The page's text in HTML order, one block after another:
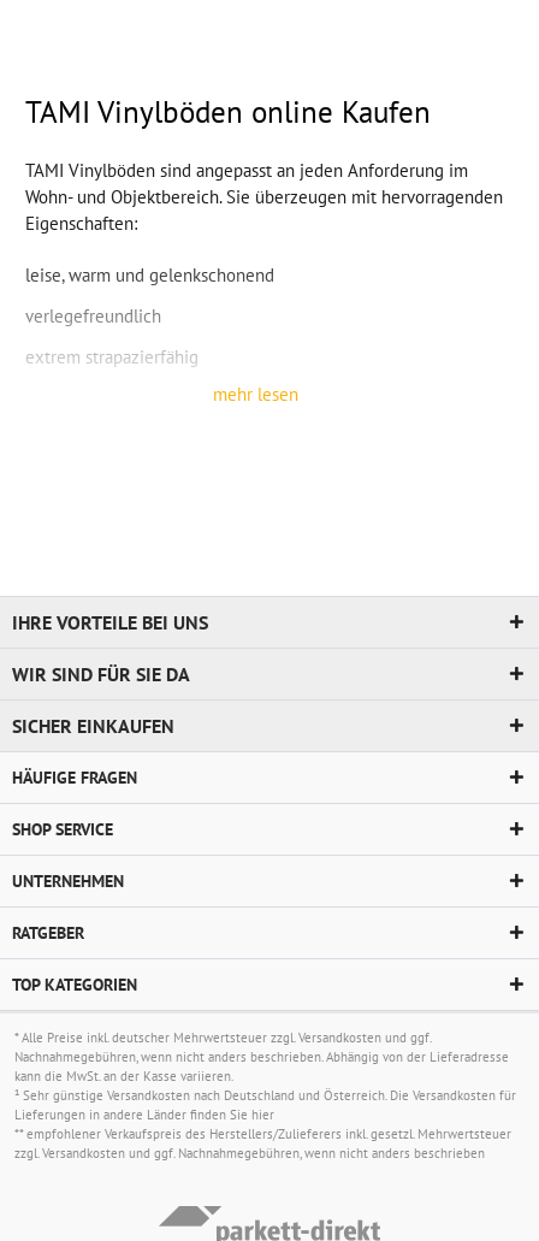
TAMI Vinylböden online Kaufen
TAMI Vinylböden sind angepasst an jeden Anforderung im
Wohn- und Objektbereich. Sie überzeugen mit hervorragenden
Eigenschaften:
leise, warm und gelenkschonend
verlegefreundlich
extrem strapazierfähig
von der Optik und Haptik ein Bild machen. Sollten Sie Fragen
haben, dann stehen Ihnen unsere Bodenexperten gern zur
all unsere Vinyl-Bodenbeläge virtuell in Ihre Räume zu
Haben Sie Ihren Traumboden gefunden, können Sie ihn bequem
in unserem Online Shop vom heimischen Sofa aus bestellen.
Bezahlen können Sie bei uns auf sicherem Weg per Kreditkarte,
mit PayPal oder per Vorkasse.
mehrlesen
IHRE VORTEILE BEI UNS
WIR SIND FÜR SIE DA
SICHER EINKAUFEN
HÄUFIGE FRAGEN
SHOP SERVICE
UNTERNEHMEN
RATGEBER
TOP KATEGORIEN
* Alle Preise inkl. deutscher Mehrwertsteuer zzgl.Versandkosten und ggf.
Nachnahmegebühren, wenn nicht anders beschrieben. Abhängig von der Lieferadresse
kann die MwSt. an der Kasse variieren.
¹ Sehr günstige Versandkosten nach Deutschland und Österreich. Die Versandkosten für
Lieferungen in andere Länder finden Sie hier
** empfohlener Verkaufspreis des Herstellers/Zulieferers inkl. gesetzl. Mehrwertsteuer
zzgl.Versandkosten und ggf. Nachnahmegebühren, wenn nicht anders beschrieben